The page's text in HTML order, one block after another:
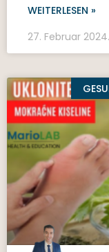
WEITERLESEN »
27. Februar 2024.